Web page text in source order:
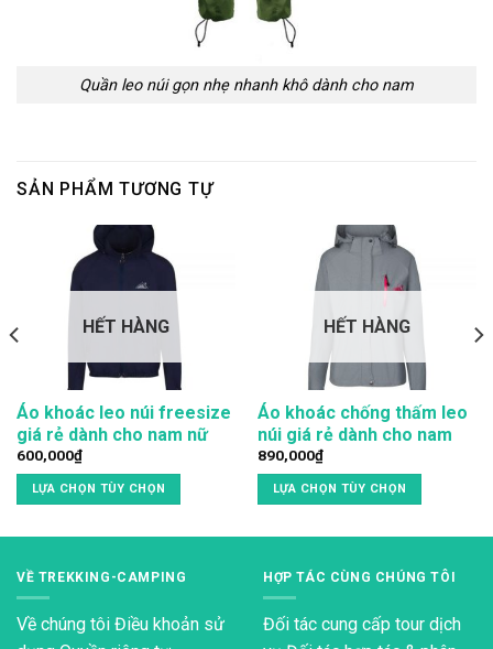
Quần leo núi gọn nhẹ nhanh khô dành cho nam
SẢN PHẨM TƯƠNG TỰ
HẾT HÀNG
Áo khoác leo núi freesize
giá rẻ dành cho nam nữ
600,000₫
LỰA CHỌN TÙY CHỌN
phẩm
có
biến
HẾT HÀNG
Áo khoác chống thấm leo
núi giá rẻ dành cho nam
890,000₫
LỰA CHỌN TÙY CHỌN
phẩm
có
biến
VỀ TREKKING-CAMPING
Về chúng tôi Điều khoản sử
HỢP TÁC CÙNG CHÚNG TÔI
Đối tác cung cấp tour dịch